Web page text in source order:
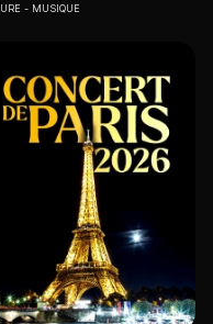
MUSIQUE